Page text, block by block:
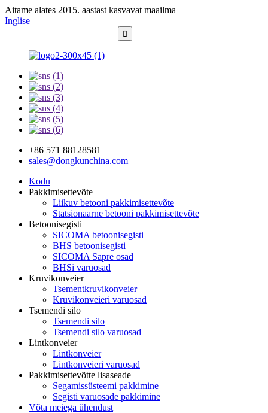
Aitame alates 2015. aastast kasvavat maailma
Inglise
+86 571 88128581
sales@dongkunchina.com
Kodu
Pakkimisettevõte
Liikuv betooni pakkimisettevõte
Statsionaarne betooni pakkimisettevõte
Betoonisegisti
SICOMA betoonisegisti
BHS betoonisegisti
SICOMA Sapre osad
BHSi varuosad
Kruvikonveier
Tsementkruvikonveier
Kruvikonveieri varuosad
Tsemendi silo
Tsemendi silo
Tsemendi silo varuosad
Lintkonveier
Lintkonveier
Lintkonveieri varuosad
Pakkimisettevõtte lisaseade
Segamissüsteemi pakkimine
Segisti varuosade pakkimine
Võta meiega ühendust